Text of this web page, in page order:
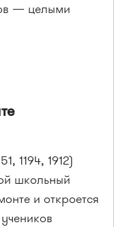
— целыми
1194, 1912)
школьный
и откроется